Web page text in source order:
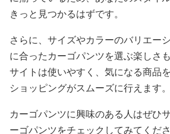
きっと見つかるはずです。
さらに、サイズやカラーのバリエー
に合ったカーゴパンツを選ぶ楽しさ
サイトは使いやすく、気になる商品
ショッピングがスムーズに行えます。
カーゴパンツに興味のある人はぜひ
ーゴパンツをチェックしてみてくださ